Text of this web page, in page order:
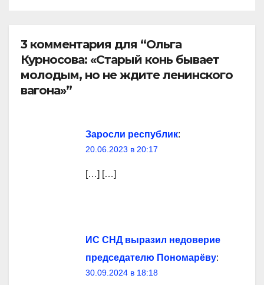
3 комментария для “Ольга
Курносова: «Старый конь бывает
молодым, но не ждите ленинского
вагона»”
Заросли республик:
20.06.2023 в 20:17
[…] […]
ИС СНД выразил недоверие
председателю Пономарёву:
30.09.2024 в 18:18